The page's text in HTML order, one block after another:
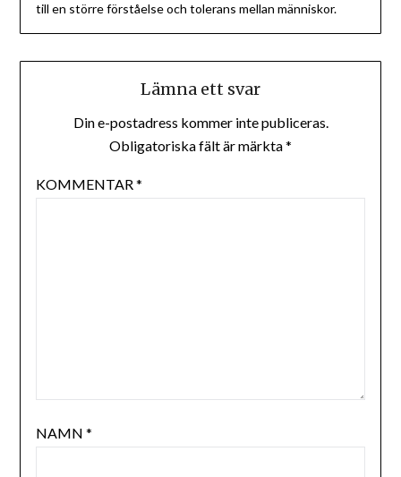
till en större förståelse och tolerans mellan människor.
Lämna ett svar
Din e-postadress kommer inte publiceras.
Obligatoriska fält är märkta*
KOMMENTAR *
NAMN *